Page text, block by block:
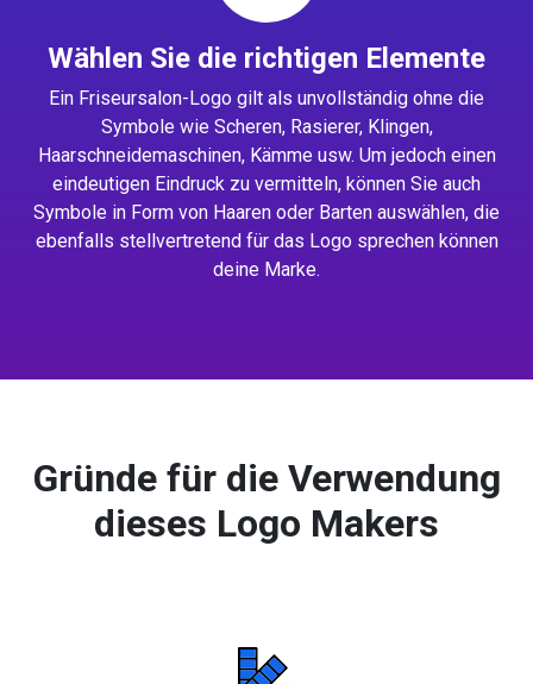
Wählen Sie die richtigen Elemente
Ein Friseursalon-Logo gilt als unvollständig ohne die
Symbole wie Scheren, Rasierer, Klingen,
Haarschneidemaschinen, Kämme usw. Um jedoch einen
eindeutigen Eindruck zu vermitteln, können Sie auch
Symbole in Form von Haaren oder Barten auswählen, die
ebenfalls stellvertretend für das Logo sprechen können
deine Marke.
Gründe für die Verwendung
dieses Logo Makers